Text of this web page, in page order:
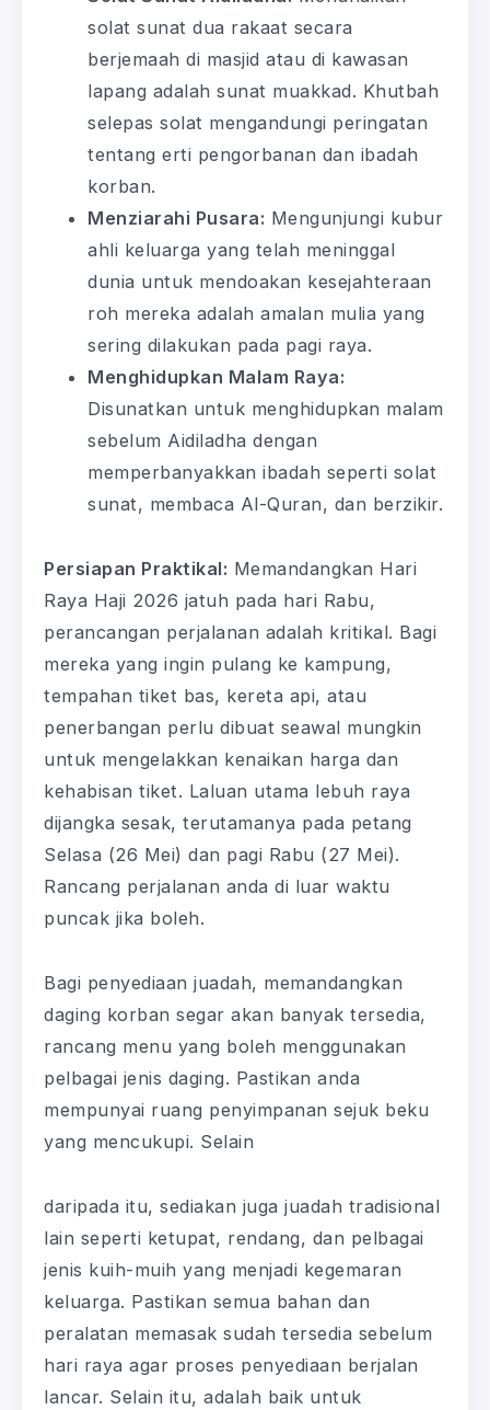
solat sunat dua rakaat secara
berjemaah di masjid atau di kawasan
lapang adalah sunat muakkad. Khutbah
selepas solat mengandungi peringatan
tentang erti pengorbanan dan ibadah
korban.
Menziarahi Pusara: Mengunjungi kubur
ahli keluarga yang telah meninggal
dunia untuk mendoakan kesejahteraan
roh mereka adalah amalan mulia yang
sering dilakukan pada pagi raya.
Menghidupkan Malam Raya:
Disunatkan untuk menghidupkan malam
sebelum Aidiladha dengan
memperbanyakkan ibadah seperti solat
sunat, membaca Al-Quran, dan berzikir.
Persiapan Praktikal: Memandangkan Hari
Raya Haji 2026 jatuh pada hari Rabu,
perancangan perjalanan adalah kritikal. Bagi
mereka yang ingin pulang ke kampung,
tempahan tiket bas, kereta api, atau
penerbangan perlu dibuat seawal mungkin
untuk mengelakkan kenaikan harga dan
kehabisan tiket. Laluan utama lebuh raya
dijangka sesak, terutamanya pada petang
Selasa (26 Mei) dan pagi Rabu (27 Mei).
Rancang perjalanan anda di luar waktu
puncak jika boleh.
Bagi penyediaan juadah, memandangkan
daging korban segar akan banyak tersedia,
rancang menu yang boleh menggunakan
pelbagai jenis daging. Pastikan anda
mempunyai ruang penyimpanan sejuk beku
yang mencukupi. Selain
daripada itu, sediakan juga juadah tradisional
lain seperti ketupat, rendang, dan pelbagai
jenis kuih-muih yang menjadi kegemaran
keluarga. Pastikan semua bahan dan
peralatan memasak sudah tersedia sebelum
hari raya agar proses penyediaan berjalan
lancar. Selain itu, adalah baik untuk